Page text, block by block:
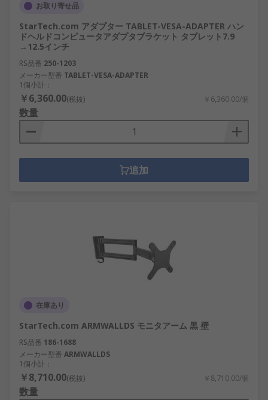
お取り寄せ品
StarTech.com アダプター TABLET-VESA-ADAPTER ハン
ドヘルドコンピュータアダプタブラケット タブレット7.9
→12.5インチ
RS品番 250-1203
メーカー型番 TABLET-VESA-ADAPTER
1個小計：
￥6,360.00(税抜) ￥6,360.00/個
数量
追加
在庫あり
StarTech.com ARMWALLDS モニタアーム 黒 壁
RS品番 186-1688
メーカー型番 ARMWALLDS
1個小計：
￥8,710.00(税抜) ￥8,710.00/個
数量